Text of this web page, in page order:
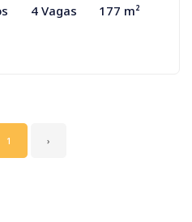
4 Vagas 177 m²
1 ›